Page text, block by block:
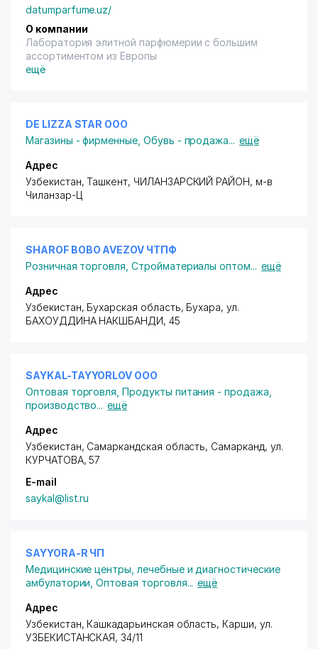
datumparfume.uz/
О компании
Лаборатория элитной парфюмерии с большим
ассортиментом из Европы
ещё
DE LIZZA STAR ООО
Магазины - фирменные Обувь - продажа... ещё
Адрес
Узбекистан, Ташкент, ЧИЛАНЗАРСКИЙ РАЙОН, м-в
Чиланзар-Ц
SHAROF BOBO AVEZOV ЧТПФ
Розничная торговля ,Стройматериалы оптом... ещё
Адрес
Узбекистан, Бухарская область, Бухара,ул.
БАХОУДДИНА НАКШБАНДИ, 45
SAYKAL-TAYYORLOV ООО
Оптовая торговля ,Продукты питания - продажа,
производство... ещё
Адрес
Узбекистан, Самаркандская область, Самарканд, ул.
КУРЧАТОВА, 57
E-mail
saykal@list.ru
SAYYORA-R ЧП
Медицинские центры, лечебные и диагностические
амбулатории ,Оптовая торговля... ещё
Адрес
Узбекистан, Кашкадарьинская область, Карши, ул.
УЗБЕКИСТАНСКАЯ, 34/11